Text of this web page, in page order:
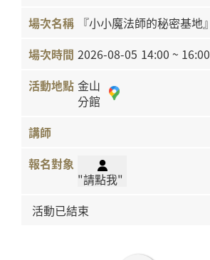
『小小魔法師的秘密基地』
2026-08-05 14:00 ~ 16:00
金山
分館
"請點我"
活動已結束